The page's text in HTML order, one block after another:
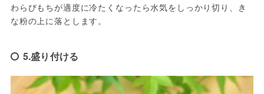
わらびもちが適度に冷たくなったら水気をしっかり切り、き
な粉の上に落とします。
5.盛り付ける